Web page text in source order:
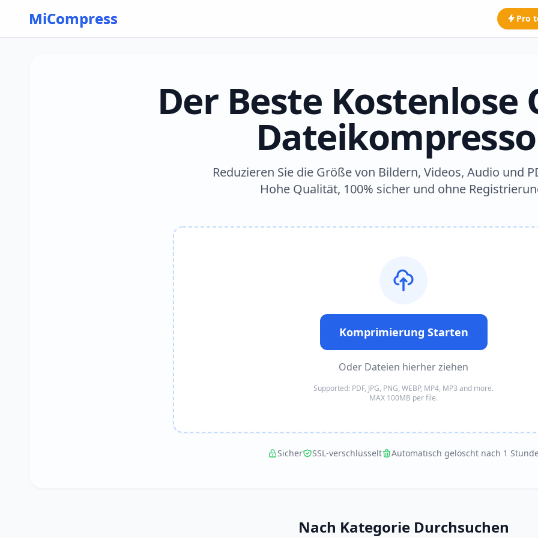
Skip to main content
MiCompress Pro
Der Beste Kostenlose
Reduzieren Sie die Größe von Bildern, Videos, Audio und
Hohe Qualität, 100% sicher und ohne
Komprimierung Starten
Oder Dateien hierher ziehen
Supported: PDF, JPG, PNG, WEBP, MP4, MP3 and more.
MAX 100MB per file.
Sicher SSL-verschlüsselt Automatisch gelöscht nach 1
Nach Kategorie Durchsuchen